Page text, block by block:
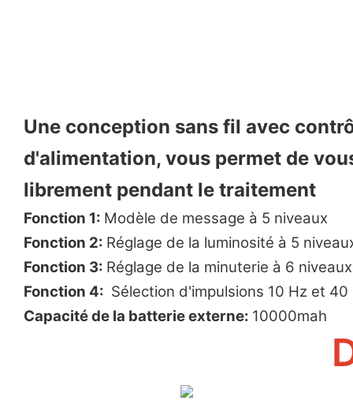
Une conception sans fil avec
d'alimentation, vous permet de
librement pendant le traitement
Fonction 1: Modèle de message à 5 niveaux
Fonction 2: Réglage de la luminosité à 5
Fonction 3: Réglage de la minuterie à 6 niveaux
Fonction 4: Sélection d'impulsions 10 Hz et 40
Capacité de la batterie externe: 10000mah